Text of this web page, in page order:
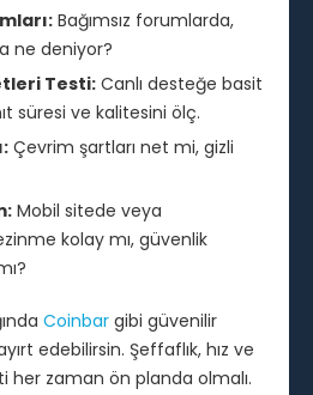
Bağımsız forumlarda,
ne deniyor?
Testi: Canlı desteğe basit
süresi ve kalitesini ölç.
Çevrim şartları net mi, gizli
Mobil sitede veya
kolay mı, güvenlik
Coinbar gibi güvenilir
edebilirsin. Şeffaflık, hız ve
her zaman ön planda olmalı.